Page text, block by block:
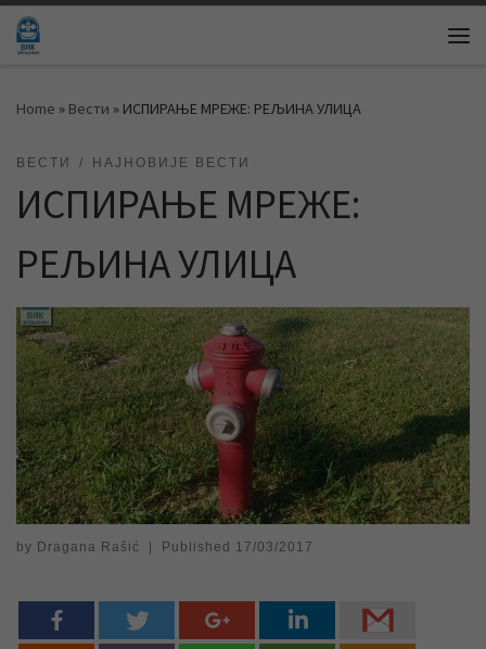
Skip to content
Home » Вести » ИСПИРАЊЕ МРЕЖЕ: РЕЉИНА УЛИЦА
ВЕСТИ НАЈНОВИЈЕ ВЕСТИ
ИСПИРАЊЕ МРЕЖЕ:
РЕЉИНА УЛИЦА
by Dragana Rašić Published 17/03/2017